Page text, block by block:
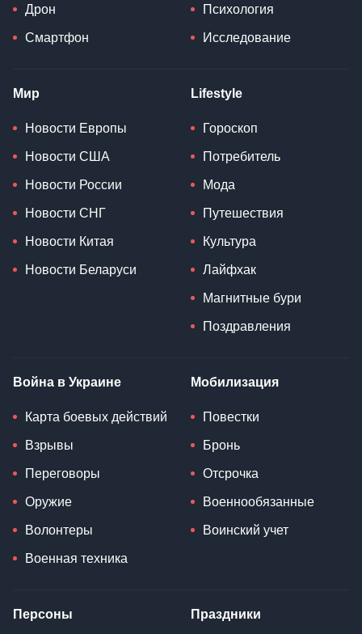
Дрон
Смартфон
Психология
Исследование
Мир
Новости Европы
Новости США
Новости России
Новости СНГ
Новости Китая
Новости Беларуси
Lifestyle
Гороскоп
Потребитель
Мода
Путешествия
Культура
Лайфхак
Магнитные бури
Поздравления
Война в Украине
Карта боевых действий
Взрывы
Переговоры
Оружие
Волонтеры
Военная техника
Мобилизация
Повестки
Бронь
Отсрочка
Военнообязанные
Воинский учет
Персоны Праздники